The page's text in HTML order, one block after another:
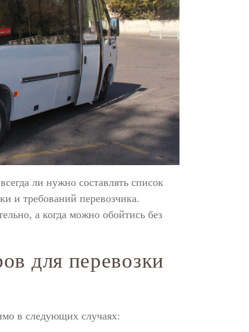
ли нужно составлять список
и требований перевозчика.
а когда можно обойтись без
для перевозки
в следующих случаях: